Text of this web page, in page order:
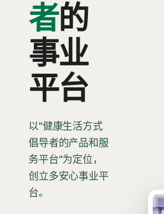
者的
事业
平台
以"健康生活方式
倡导者的产品和服
务平台"为定位，
创立多安心事业平
台。